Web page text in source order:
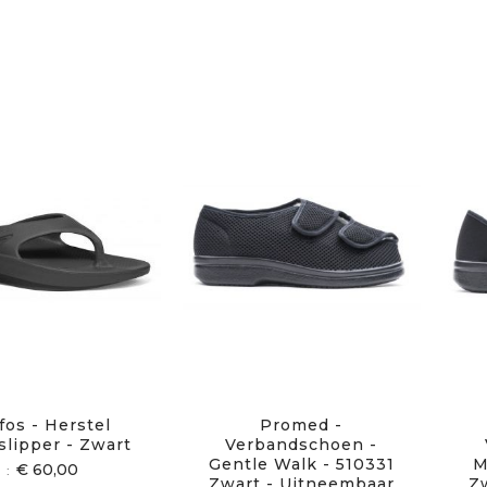
- Herstel
- Zwart
€ 60,00
Promed -
Verbandschoen -
Gentle Walk - 510331